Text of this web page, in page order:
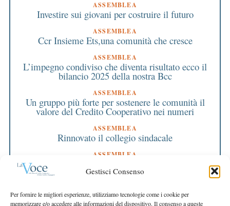
Gestisci Consenso
Per fornire le migliori esperienze, utilizziamo tecnologie come i cookie per
memorizzare e/o accedere alle informazioni del dispositivo. Il consenso a queste
ASSEMBLEA
Investire sui giovani per costruire il futuro
ASSEMBLEA
Ccr Insieme Ets,una comunità che cresce
ASSEMBLEA
L’impegno condiviso che diventa risultato ecco il
bilancio 2025 della nostra Bcc
ASSEMBLEA
Un gruppo più forte per sostenere le comunità il
valore del Credito Cooperativo nei numeri
ASSEMBLEA
Rinnovato il collegio sindacale
ASSEMBLEA
Bilancio approvato all’unanimità e 2 milioni
destinati al territorio
EDITORIALE DIRETTORE
Crescere restando riconoscibili